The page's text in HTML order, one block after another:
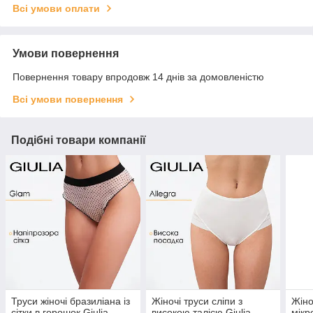
Всі умови оплати
Умови повернення
Повернення товару впродовж 14 днів за домовленістю
Всі умови повернення
Подібні товари компанії
Труси жіночі бразиліана із
Жіночі труси сліпи з